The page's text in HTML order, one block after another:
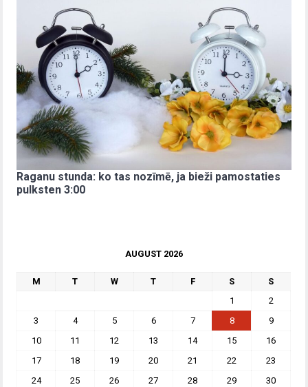
Raganu stunda: ko tas nozīmē, ja bieži pamostaties
pulksten 3:00
AUGUST 2026
M T W T F S
S
1
2
3
4 5 6 7 8
9
10
11 12 13 14 15
16
17
18 19 20 21 22
23
24
25 26 27 28 29
30